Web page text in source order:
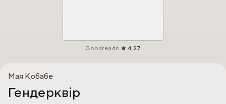
Goodreads 4.27
Мая Кобабе
Гендерквір